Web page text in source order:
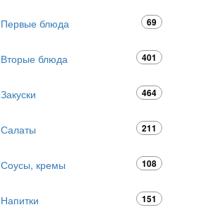
Первые блюда 69
Вторые блюда 401
Закуски 464
Салаты 211
Соусы, кремы 108
Напитки 151